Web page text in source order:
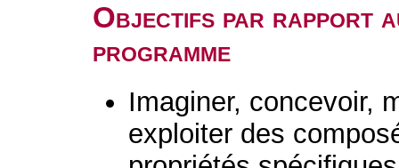
Objectifs par rapport
programme
Imaginer, concevoir,
exploiter des